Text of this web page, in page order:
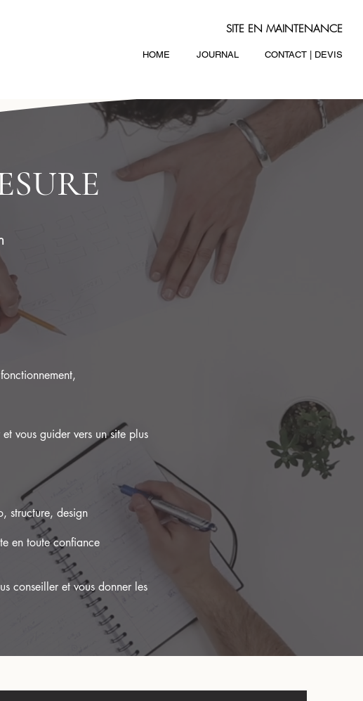
SITE EN MAINTENANCE
HOME JOURNAL CONTACT | DEVIS
vous guider vers un site plus
structure, design
en toute confiance
conseiller et vous donner les